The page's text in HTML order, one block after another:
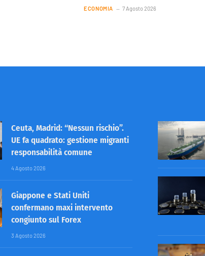
ECONOMIA 7 Agosto 2026
Ceuta, Madrid: “Nessun rischio”.
UE fa quadrato: gestione migranti
responsabilità comune
4 Agosto 2026
Giappone e Stati Uniti
confermano maxi intervento
congiunto sul Forex
3 Agosto 2026